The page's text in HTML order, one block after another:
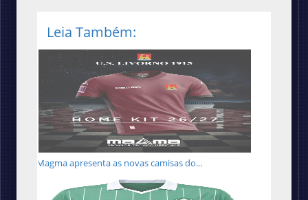
Leia Também:
Magma apresenta as novas camisas do...